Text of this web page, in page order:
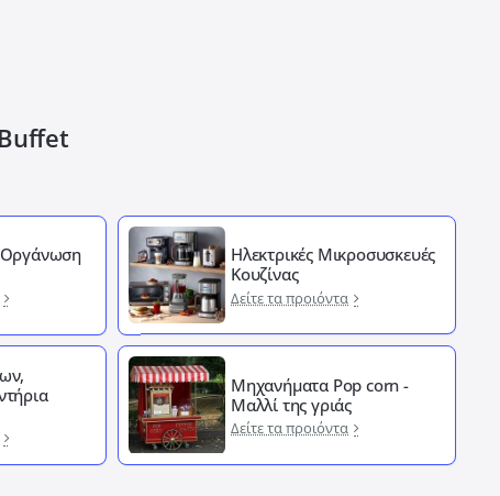
Οργάνωση
Ηλεκτρικές Μικροσυσκευές
Κουζίνας
Δείτε τα προιόντα
Μηχανήματα Pop corn -
Μαλλί της γριάς
Δείτε τα προιόντα